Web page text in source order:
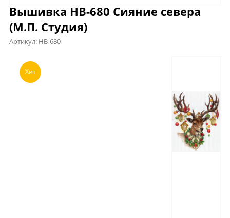
Вышивка НВ-680 Сияние севера
(М.П. Студия)
Артикул: НВ-680
Описание
Хит